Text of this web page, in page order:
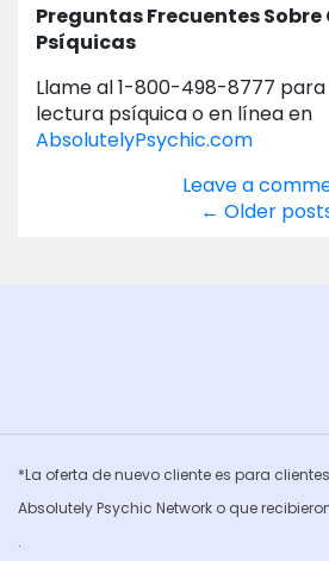
Preguntas Frecuentes
Psíquicas
Llame al 1-800-498-8777
lectura psíquica o en línea en
AbsolutelyPsychic.com
Leave a
← Older
*La oferta de nuevo cliente es para
Absolutely Psychic Network o que
.